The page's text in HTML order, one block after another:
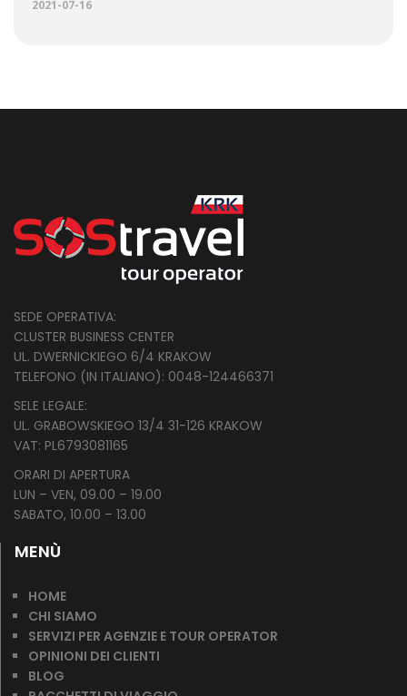
2021-07-16
SEDE OPERATIVA:
CLUSTER BUSINESS CENTER
UL. DWERNICKIEGO 6/4 KRAKOW
TELEFONO (IN ITALIANO): 0048-124466371
SELE LEGALE:
UL. GRABOWSKIEGO 13/4 31-126 KRAKOW
VAT: PL6793081165
ORARI DI APERTURA
LUN – VEN, 09.00 – 19.00
SABATO, 10.00 – 13.00
MENÙ
HOME
CHI SIAMO
SERVIZI PER AGENZIE E TOUR OPERATOR
OPINIONI DEI CLIENTI
BLOG